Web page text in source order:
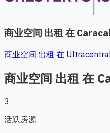
商业空间 出租 在
商业空间 出租 在
商业空间 出租 在
3
活跃房源